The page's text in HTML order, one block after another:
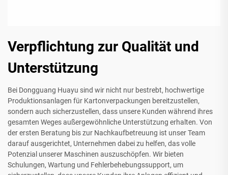
Verpflichtung zur Qualität und
Unterstützung
Bei Dongguang Huayu sind wir nicht nur bestrebt, hochwertige
Produktionsanlagen für Kartonverpackungen bereitzustellen,
sondern auch sicherzustellen, dass unsere Kunden während ihres
gesamten Weges außergewöhnliche Unterstützung erhalten. Von
der ersten Beratung bis zur Nachkaufbetreuung ist unser Team
darauf ausgerichtet, Unternehmen dabei zu helfen, das volle
Potenzial unserer Maschinen auszuschöpfen. Wir bieten
Schulungen, Wartung und Fehlerbehebungssupport, um